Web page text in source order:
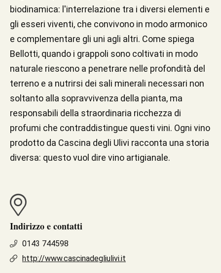
biodinamica: l'interrelazione tra i diversi elementi e
gli esseri viventi, che convivono in modo armonico
e complementare gli uni agli altri. Come spiega
Bellotti, quando i grappoli sono coltivati in modo
naturale riescono a penetrare nelle profondità del
terreno e a nutrirsi dei sali minerali necessari non
soltanto alla sopravvivenza della pianta, ma
responsabili della straordinaria ricchezza di
profumi che contraddistingue questi vini. Ogni vino
prodotto da Cascina degli Ulivi racconta una storia
diversa: questo vuol dire vino artigianale.
Indirizzo e contatti
0143 744598
http://www.cascinadegliulivi.it